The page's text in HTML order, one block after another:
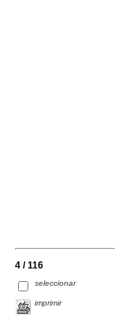
4 / 116
seleccionar
imprimir